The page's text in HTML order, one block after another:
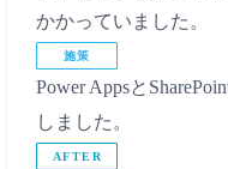
かかっていました。
施策
Power Appsと
しました。
AFTER